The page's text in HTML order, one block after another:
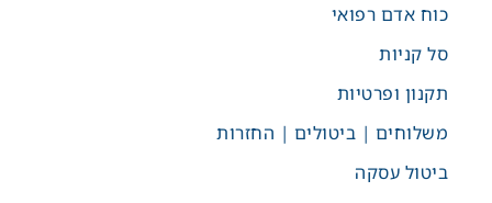
כוח אדם רפואי
סל קניות
תקנון ופרטיות
משלוחים | ביטולים | החזרות
ביטול עסקה